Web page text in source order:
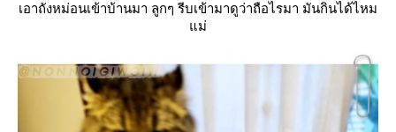
เอาถังหม่อนเข้าบ้านมา ลูกๆ รีบเข้ามาดูว่าถือไรมา มันกินได้ไหม
ม่